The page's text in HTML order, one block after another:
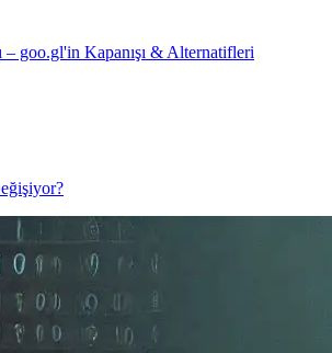
– goo.gl'in Kapanışı & Alternatifleri